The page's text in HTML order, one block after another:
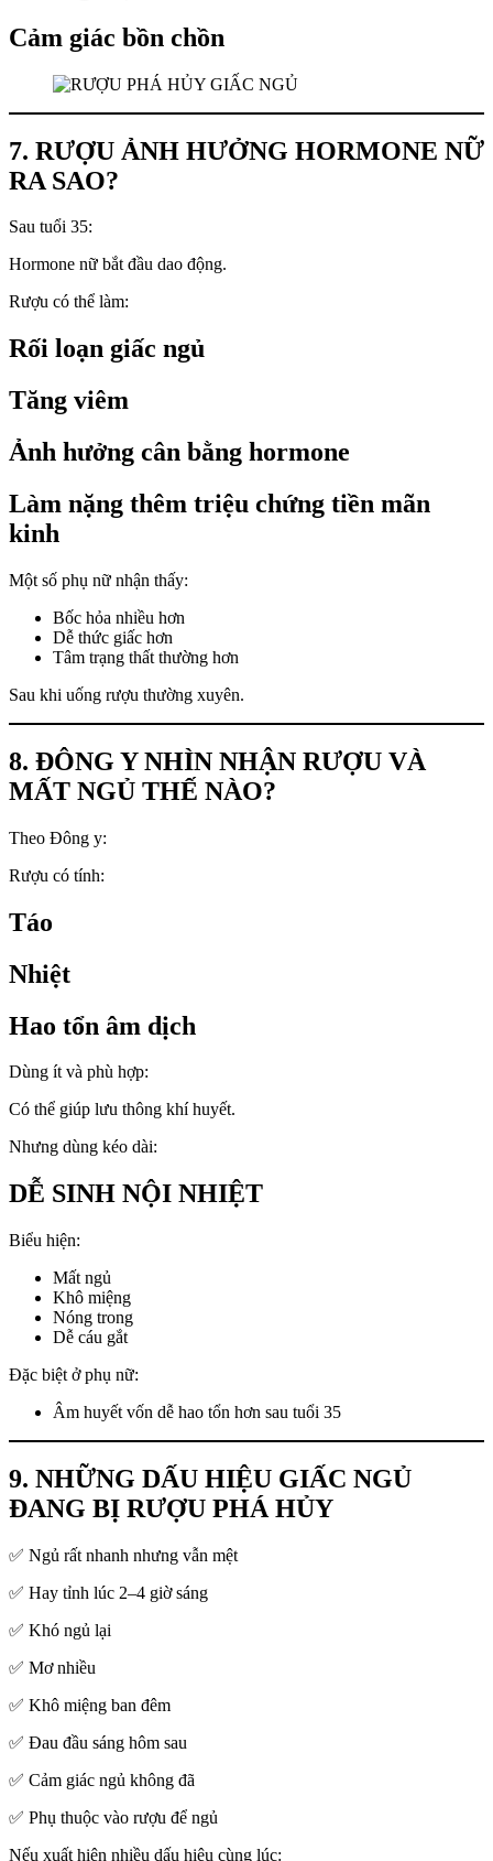
Cảm giác bồn chồn
7. RƯỢU ẢNH HƯỞNG HORMONE NỮ
RA SAO?
Sau tuổi 35:
Hormone nữ bắt đầu dao động.
Rượu có thể làm:
Rối loạn giấc ngủ
Tăng viêm
Ảnh hưởng cân bằng hormone
Làm nặng thêm triệu chứng tiền mãn
kinh
Một số phụ nữ nhận thấy:
Bốc hỏa nhiều hơn
Dễ thức giấc hơn
Tâm trạng thất thường hơn
Sau khi uống rượu thường xuyên.
8. ĐÔNG Y NHÌN NHẬN RƯỢU VÀ
MẤT NGỦ THẾ NÀO?
Theo Đông y:
Rượu có tính:
Táo
Nhiệt
Hao tổn âm dịch
Dùng ít và phù hợp:
Có thể giúp lưu thông khí huyết.
Nhưng dùng kéo dài:
DỄ SINH NỘI NHIỆT
Biểu hiện:
Mất ngủ
Khô miệng
Nóng trong
Dễ cáu gắt
Đặc biệt ở phụ nữ:
Âm huyết vốn dễ hao tổn hơn sau tuổi 35
9. NHỮNG DẤU HIỆU GIẤC NGỦ
ĐANG BỊ RƯỢU PHÁ HỦY
✅ Ngủ rất nhanh nhưng vẫn mệt
✅ Hay tỉnh lúc 2–4 giờ sáng
✅ Khó ngủ lại
✅ Mơ nhiều
✅ Khô miệng ban đêm
✅ Đau đầu sáng hôm sau
✅ Cảm giác ngủ không đã
✅ Phụ thuộc vào rượu để ngủ
Nếu xuất hiện nhiều dấu hiệu cùng lúc: